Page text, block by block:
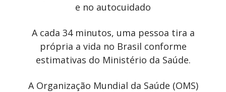
e no autocuidado
A cada 34 minutos, uma pessoa tira a
própria a vida no Brasil conforme
estimativas do Ministério da Saúde.
A Organização Mundial da Saúde (OMS)